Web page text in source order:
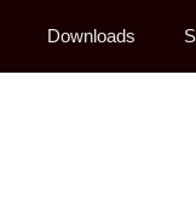
Downloads